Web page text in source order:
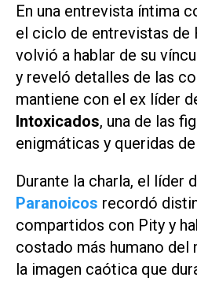
En una entrevista íntima
el ciclo de entrevistas de
volvió a hablar de su
y reveló detalles de las
mantiene con el ex líder
Intoxicados, una de las
enigmáticas y queridas
Durante la charla, el líder
Paranoicos recordó
compartidos con Pity y
costado más humano del
la imagen caótica que